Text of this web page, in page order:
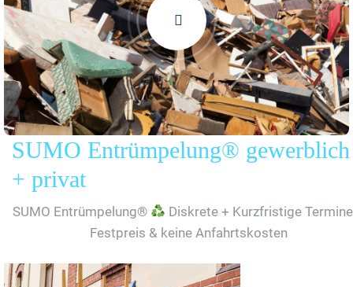
SUMO Entrümpelung® gewerblich
+ privat
SUMO Entrümpelung®
Diskrete + Kurzfristige
Festpreis & keine Anfahrtskosten